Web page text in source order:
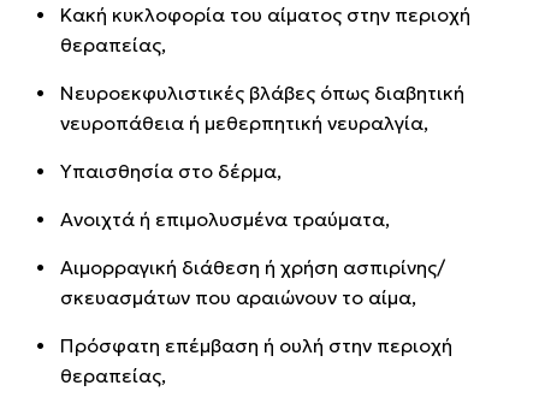
Κακή κυκλοφορία του αίματος στην περιοχή
θεραπείας,
Νευροεκφυλιστικές βλάβες όπως διαβητική
νευροπάθεια ή μεθερπητική νευραλγία,
Υπαισθησία στο δέρμα,
Ανοιχτά ή επιμολυσμένα τραύματα,
Αιμορραγική διάθεση ή χρήση ασπιρίνης/
σκευασμάτων που αραιώνουν το αίμα,
Πρόσφατη επέμβαση ή ουλή στην περιοχή
θεραπείας,